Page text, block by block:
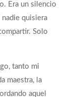
Era un silencio
quisiera
Solo
tanto mi
maestra, la
aquel